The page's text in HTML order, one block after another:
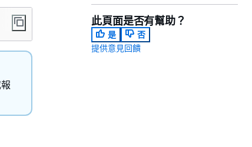
此頁面是否有幫助？
是
否
提供意見回饋